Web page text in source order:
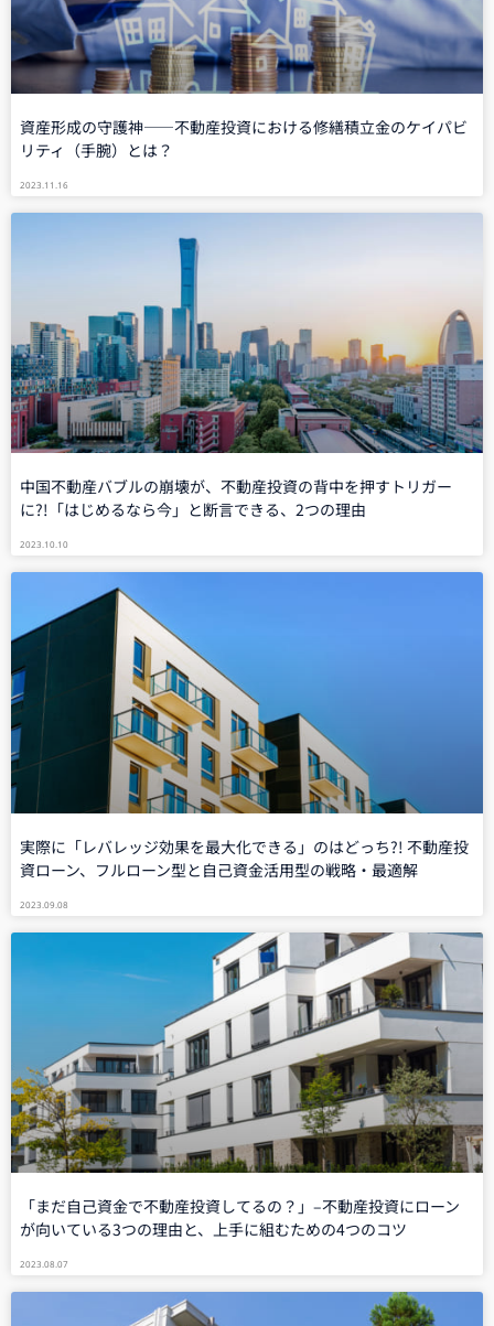
資産形成の守護神――不動産投資における修繕積立金のケイパビ
リティ（手腕）とは？
2023.11.16
中国不動産バブルの崩壊が、不動産投資の背中を押すトリガー
に?!「はじめるなら今」と断言できる、2つの理由
2023.10.10
実際に「レバレッジ効果を最大化できる」のはどっち?! 不動産投
資ローン、フルローン型と自己資金活用型の戦略・最適解
2023.09.08
「まだ自己資金で不動産投資してるの？」–不動産投資にローン
が向いている3つの理由と、上手に組むための4つのコツ
2023.08.07